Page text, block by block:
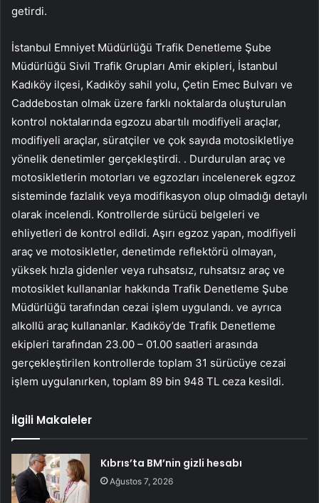
getirdi.
İstanbul Emniyet Müdürlüğü Trafik Denetleme Şube
Müdürlüğü Sivil Trafik Grupları Amir ekipleri, İstanbul
Kadıköy ilçesi, Kadıköy sahil yolu, Çetin Emec Bulvarı ve
Caddebostan olmak üzere farklı noktalarda oluşturulan
kontrol noktalarında egzozu abartılı modifiyeli araçlar,
modifiyeli araçlar, süratçiler ve çok sayıda motosikletliye
yönelik denetimler gerçekleştirdi. . Durdurulan araç ve
motosikletlerin motorları ve egzozları incelenerek egzoz
sisteminde fazlalık veya modifikasyon olup olmadığı detaylı
olarak incelendi. Kontrollerde sürücü belgeleri ve
ehliyetleri de kontrol edildi. Aşırı egzoz yapan, modifiyeli
araç ve motosikletler, denetimde reflektörü olmayan,
yüksek hızla gidenler veya ruhsatsız, ruhsatsız araç ve
motosiklet kullananlar hakkında Trafik Denetleme Şube
Müdürlüğü tarafından cezai işlem uygulandı. ve ayrıca
alkollü araç kullananlar. Kadıköy’de Trafik Denetleme
ekipleri tarafından 23.00 – 01.00 saatleri arasında
gerçekleştirilen kontrollerde toplam 31 sürücüye cezai
işlem uygulanırken, toplam 89 bin 948 TL ceza kesildi.
İlgili Makaleler
Kıbrıs’ta BM’nin gizli hesabı
Ağustos 7, 2026